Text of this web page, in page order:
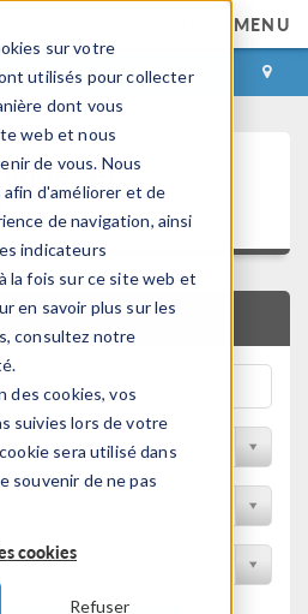
sur votre
utilisés pour collecter
dont vous
web et nous
de vous. Nous
d'améliorer et de
de navigation, ainsi
indicateurs
la fois sur ce site web et
en savoir plus sur les
consultez notre
des cookies, vos
suivies lors de votre
sera utilisé dans
souvenir de ne pas
cookies
Refuser
MENU
CONNEXION CONTACT
et